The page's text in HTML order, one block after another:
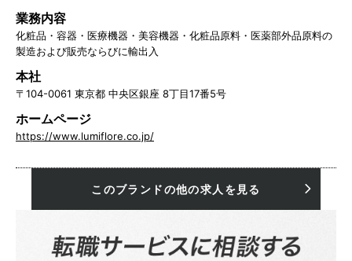
業務内容
化粧品・容器・医療機器・美容機器・化粧品原料・医薬部外品原料の
製造および販売ならびに輸出入
本社
〒104-0061 東京都 中央区銀座 8丁目17番5号
ホームページ
https://www.lumiflore.co.jp/
このブランドの他の求人を見る